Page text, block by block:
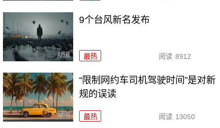
9个台风新名发布
最热 阅读 8912
“限制网约车司机驾驶时间”是对新
规的误读
最热 阅读 13050